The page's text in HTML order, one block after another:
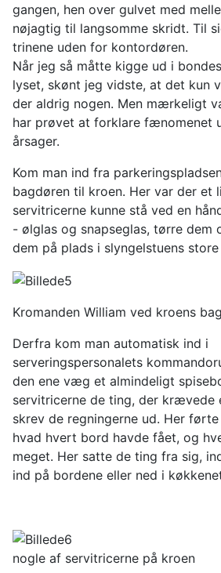
gangen, hen over gulvet med
nøjagtig til langsomme skridt. Til
trinene uden for kontordøren.
Når jeg så måtte kigge ud i
lyset, skønt jeg vidste, at det kun
der aldrig nogen. Men mærkeligt
har prøvet at forklare fænomenet
årsager.
Kom man ind fra
bagdøren til kroen. Her var der et
servitricerne kunne stå ved en
- ølglas og snapseglas, tørre
dem på plads i slyngelstuens
Kromanden William ved kroens
Derfra kom man automatisk ind i
serveringspersonalets
den ene væg et almindeligt
servitricerne de ting, der krævede
skrev de regningerne ud. Her
hvad hvert bord havde fået, og
meget. Her satte de ting fra sig,
ind på bordene eller ned i
nogle af servitricerne på kroen